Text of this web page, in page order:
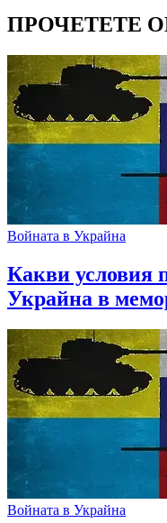
ПРОЧЕТЕТЕ
Войната в Украйна
Какви условия
Украйна в
Войната в Украйна